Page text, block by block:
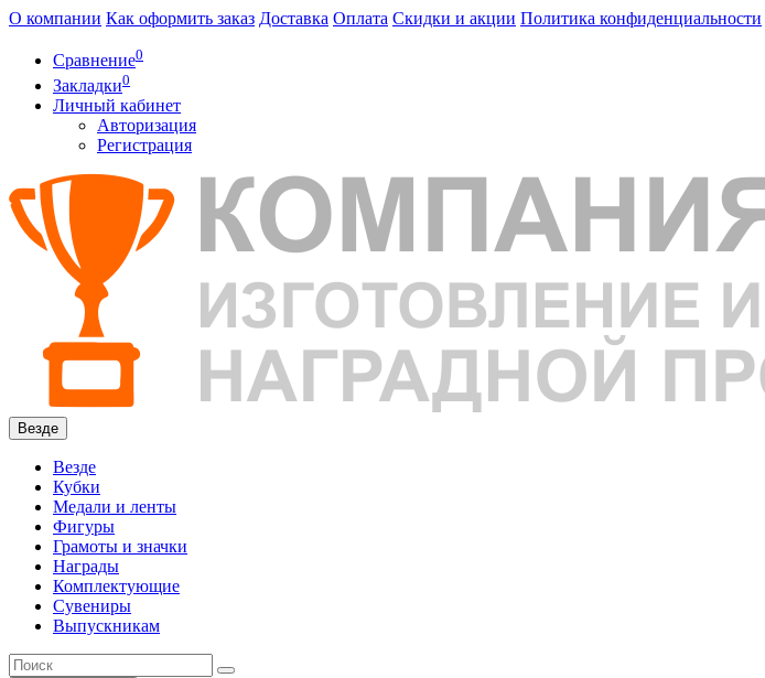
О компании Как оформить заказ Доставка Оплата Скидки и акции Политика конфиденциальности
Сравнение0
Закладки0
Личный кабинет
Авторизация
Регистрация
Везде
Везде
Кубки
Медали и ленты
Фигуры
Грамоты и значки
Награды
Комплектующие
Сувениры
Выпускникам